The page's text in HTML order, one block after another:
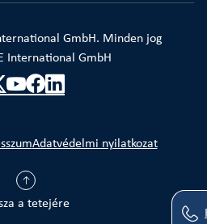
GmbH. Minden jog
International GmbH
a tetejére
Adatvédelmi nyilatkozat